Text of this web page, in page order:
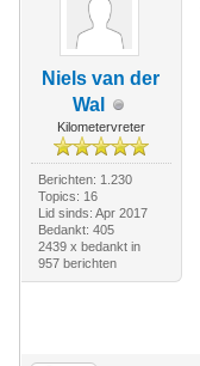
Niels van der
Wal
Kilometervreter
Berichten: 1.230
Topics: 16
Lid sinds: Apr 2017
Bedankt: 405
2439 x bedankt in
957 berichten